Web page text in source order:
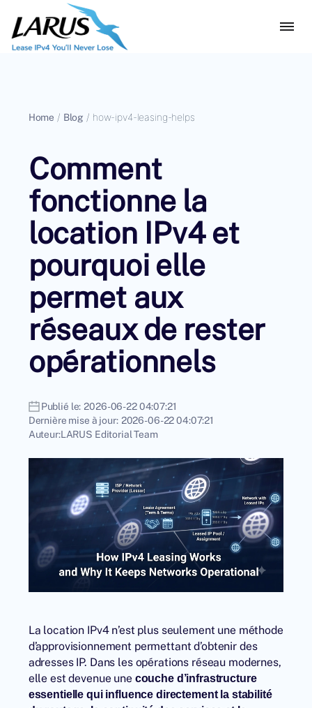
Home / Blog / how-ipv4-leasing-helps
Comment
fonctionne la
location IPv4 et
pourquoi elle
permet aux
réseaux de rester
opérationnels
Publié le: 2026-06-22 04:07:21
Dernière mise à jour: 2026-06-22 04:07:21
Auteur:LARUS Editorial Team
La location IPv4 n’est plus seulement une méthode
d’approvisionnement permettant d’obtenir des
adresses IP. Dans les opérations réseau modernes,
elle est devenue une couche d’infrastructure
essentielle qui influence directement la stabilité